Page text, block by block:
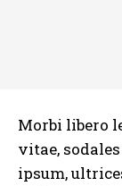
Morbi libero
vitae,
ipsum,